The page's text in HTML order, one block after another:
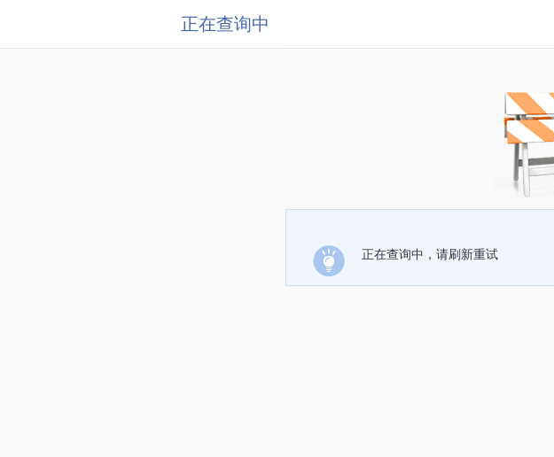
正在查询中
正在查询中，请刷新重试